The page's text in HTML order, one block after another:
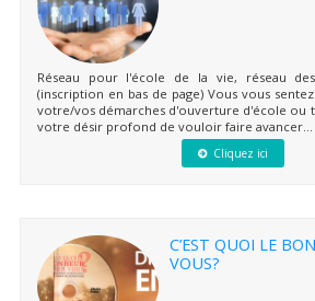
Réseau pour l'école de la vie, réseau
(inscription en bas de page) Vous vous
votre/vos démarches d'ouverture d'école ou
votre désir profond de vouloir faire avancer...
Cliquez ici
C’EST QUOI LE
VOUS?